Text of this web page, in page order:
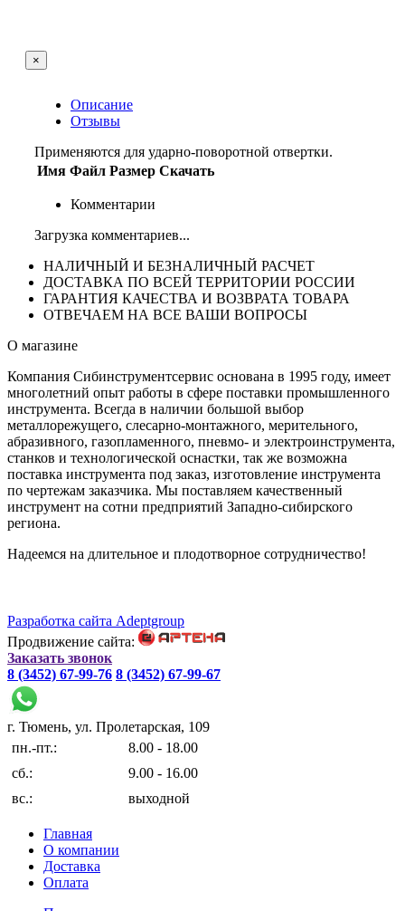
×
Описание
Отзывы
Применяются для ударно-поворотной отвертки.
Имя Файл Размер Скачать
Комментарии
Загрузка комментариев...
НАЛИЧНЫЙ И БЕЗНАЛИЧНЫЙ РАСЧЕТ
ДОСТАВКА ПО ВСЕЙ ТЕРРИТОРИИ РОССИИ
ГАРАНТИЯ КАЧЕСТВА И ВОЗВРАТА ТОВАРА
ОТВЕЧАЕМ НА ВСЕ ВАШИ ВОПРОСЫ
О магазине
Компания Сибинструментсервис основана в 1995 году, имеет
многолетний опыт работы в сфере поставки промышленного
инструмента. Всегда в наличии большой выбор
металлорежущего, слесарно-монтажного, мерительного,
абразивного, газопламенного, пневмо- и электроинструмента,
станков и технологической оснастки, так же возможна
поставка инструмента под заказ, изготовление инструмента
по чертежам заказчика. Мы поставляем качественный
инструмент на сотни предприятий Западно-сибирского
региона.
Надеемся на длительное и плодотворное сотрудничество!
Разработка сайта Adeptgroup
Продвижение сайта:
Заказать звонок
8 (3452) 67-99-76 8 (3452) 67-99-67
г. Тюмень, ул. Пролетарская, 109
пн.-пт.:
8.00 - 18.00
сб.:
9.00 - 16.00
вс.:
выходной
Главная
О компании
Доставка
Оплата